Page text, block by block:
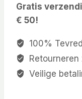
Gratis
€ 50!
100%
Veilige